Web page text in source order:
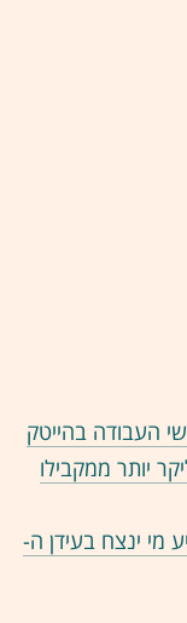
העבודה בהייטק
יותר ממקבילו
מי ינצח בעידן ה-